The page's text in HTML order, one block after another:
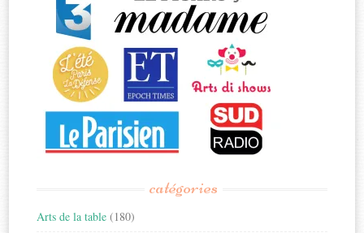
catégories
Arts de la table (180)